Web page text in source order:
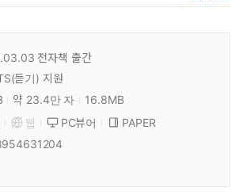
전자책 출간
듣기) 지원
약 23.4만 자
16.8MB
웹 PC뷰어
PAPER